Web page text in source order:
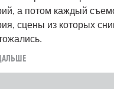
а потом каждый
сцены из которых